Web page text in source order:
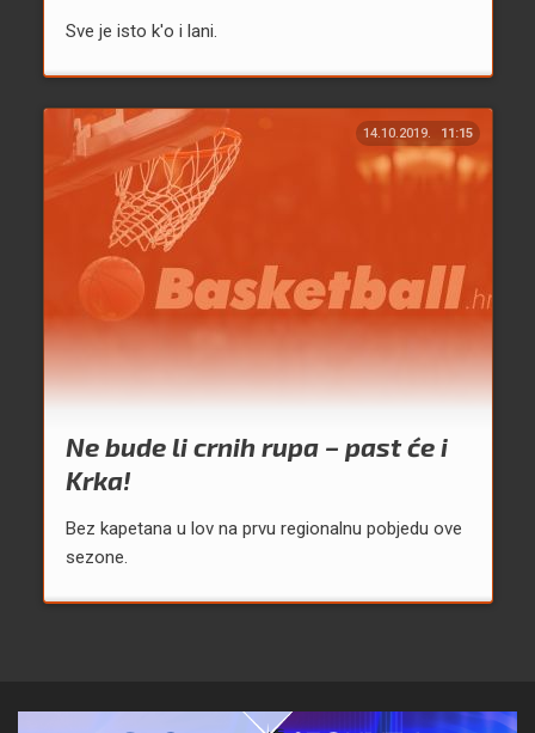
Sve je isto k'o i lani.
14.10.2019. 11:15
Ne bude li crnih rupa – past će i
Krka!
Bez kapetana u lov na prvu regionalnu pobjedu ove
sezone.